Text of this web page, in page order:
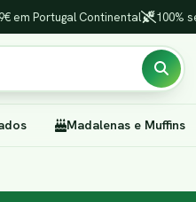
em Portugal Continental 100%
Madalenas e Muffins